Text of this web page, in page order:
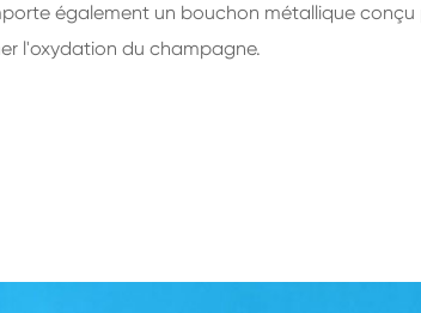
également un bouchon métallique conçu
l'oxydation du champagne.